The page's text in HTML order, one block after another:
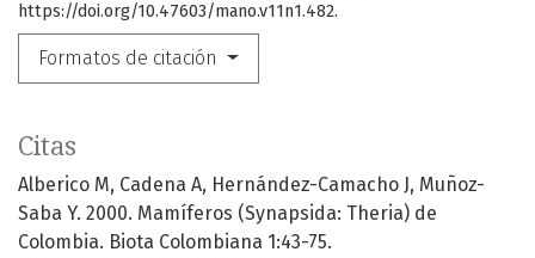
https://doi.org/10.47603/mano.v11n1.482.
Formatos de citación
Citas
Alberico M, Cadena A, Hernández-Camacho J, Muñoz-
Saba Y. 2000. Mamíferos (Synapsida: Theria) de
Colombia. Biota Colombiana 1:43-75.